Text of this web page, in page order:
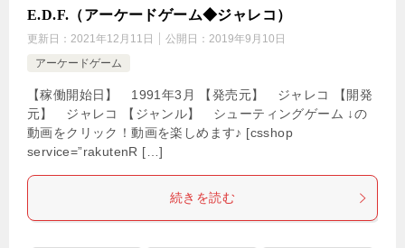
E.D.F.（アーケードゲーム◆ジャレコ）
更新日： 2021年12月11日 公開日： 2019年9月10日
アーケードゲーム
【稼働開始日】 1991年3月 【発売元】 ジャレコ 【開発
元】 ジャレコ 【ジャンル】 シューティングゲーム ↓の
動画をクリック！動画を楽しめます♪ [csshop
service=”rakutenR […]
続きを読む